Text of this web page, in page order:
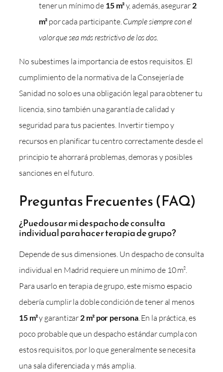
tener un mínimo de 15 m²y, además, asegurar 2
m²por cada participante.Cumple siempre con el
valor que sea más restrictivo de los dos.
No subestimes la importancia de estos requisitos. El
cumplimiento de la normativa de la Consejería de
Sanidad no solo es una obligación legal para obtener tu
licencia, sino también una garantía de calidad y
seguridad para tus pacientes. Invertir tiempo y
recursos en planificar tu centro correctamente desde el
principio te ahorrará problemas, demoras y posibles
sanciones en el futuro.
Preguntas Frecuentes (FAQ)
¿Puedo usar mi despacho de consulta
individual para hacer terapia de grupo?
Depende de sus dimensiones. Un despacho de consulta
individual en Madrid requiere un mínimo de 10 m².
Para usarlo en terapia de grupo, este mismo espacio
debería cumplir la doble condición de tener al menos
15 m²y garantizar 2 m² por persona. En la práctica, es
poco probable que un despacho estándar cumpla con
estos requisitos, por lo que generalmente se necesita
una sala diferenciada y más amplia.